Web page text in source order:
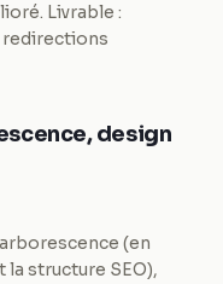
Livrable :
redirections
design
(en
structure SEO),